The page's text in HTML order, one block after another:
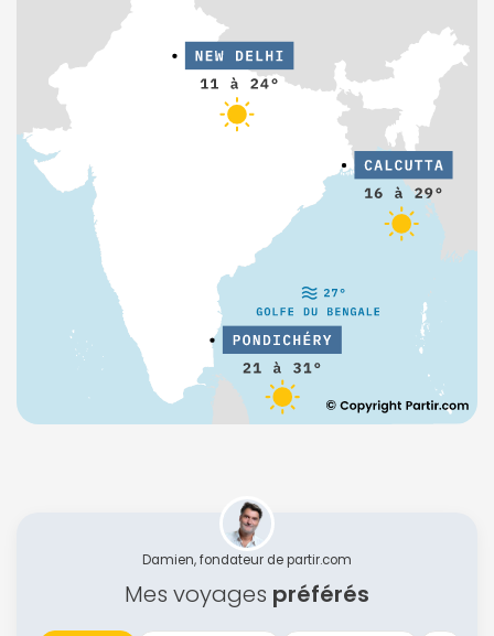
Damien, fondateur de partir.com
Mes voyages préférés